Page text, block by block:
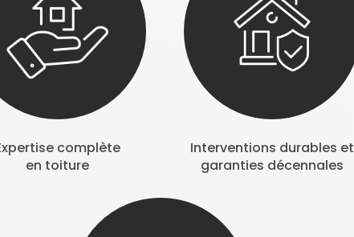
complète
en toiture
Interventions durables et
garanties décennales